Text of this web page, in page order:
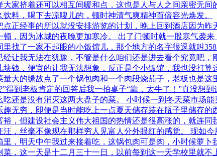
家挤着还可以相互间暖和点，这也是人与人之间亲密无
料，喝下去凉嗖儿的，顿时神清气爽精神百倍容光焕发。
点正经事的所以就没安排游览的计划，晚上回到酒店因为
，因为冰城的夜晚更加寒冷。 出了门顿时就一股寒气袭
找了一家不起眼的小饭馆儿，那个地方的名字很逗就叫
让我无法在犹豫，不管是什么咱们还是进去看个究竟吧
钱，便宜的让我无法想象，反正是个小饭馆，我也没打
大的缘故点了一个锅包肉和一个肉段烧茄子，老板也是
得到老板肯定的回答后我一拍桌子“靠，太牛了！”真没想
还是没有消灭这两大盘子的菜。 小时候一到冬天菜市场
无穷，即便是当时能吃上一点夏天储存装在瓶子里储存
，但建设社会主义伟大祖国的热情还是很高涨的，就连
，丝毫不像现在那样穷人见富人分外眼红的感觉。 现如
，明天中午我过来接着吃，这锅包肉可是肉，小时候萝
菜，这一天是十二月三十一日，以前每到这一天学校里就